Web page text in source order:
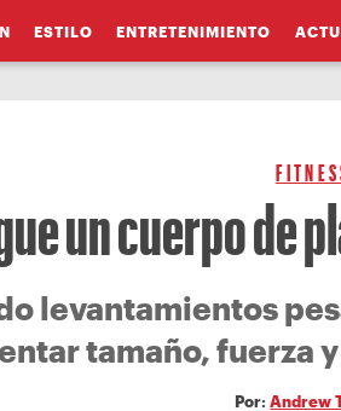
ESTILO ENTRETENIMIENTO
un cuerpo de
levantamientos
tamaño, fuerza
Por:Andrew